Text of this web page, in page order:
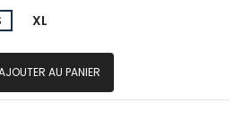
XL
AU PANIER